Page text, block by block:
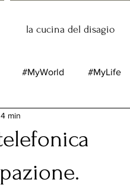
la cucina del disagio
#MyWorld #MyLife
min